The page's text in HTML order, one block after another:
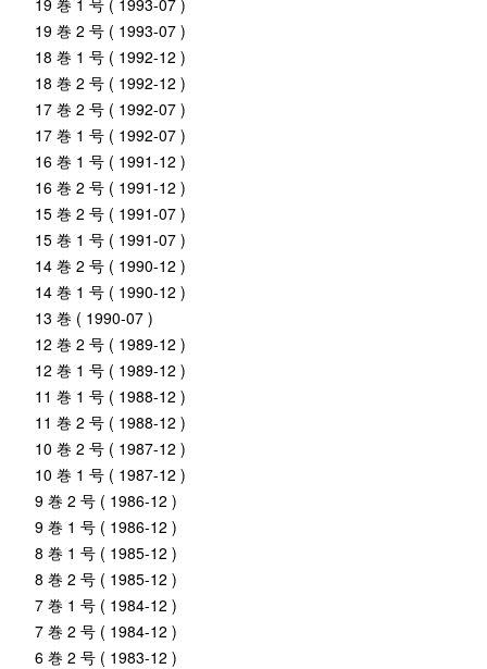
19 巻 1 号 ( 1993-07 )
19 巻 2 号 ( 1993-07 )
18 巻 1 号 ( 1992-12 )
18 巻 2 号 ( 1992-12 )
17 巻 2 号 ( 1992-07 )
17 巻 1 号 ( 1992-07 )
16 巻 1 号 ( 1991-12 )
16 巻 2 号 ( 1991-12 )
15 巻 2 号 ( 1991-07 )
15 巻 1 号 ( 1991-07 )
14 巻 2 号 ( 1990-12 )
14 巻 1 号 ( 1990-12 )
13 巻 ( 1990-07 )
12 巻 2 号 ( 1989-12 )
12 巻 1 号 ( 1989-12 )
11 巻 1 号 ( 1988-12 )
11 巻 2 号 ( 1988-12 )
10 巻 2 号 ( 1987-12 )
10 巻 1 号 ( 1987-12 )
9 巻 2 号 ( 1986-12 )
9 巻 1 号 ( 1986-12 )
8 巻 1 号 ( 1985-12 )
8 巻 2 号 ( 1985-12 )
7 巻 1 号 ( 1984-12 )
7 巻 2 号 ( 1984-12 )
6 巻 2 号 ( 1983-12 )